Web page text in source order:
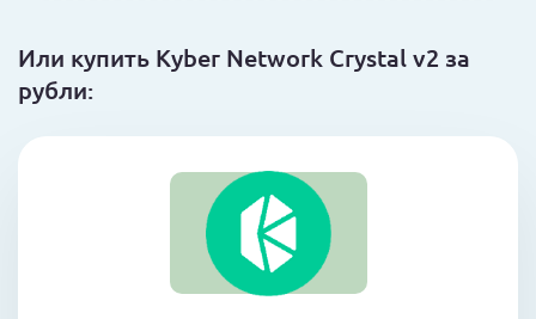
Или купить Kyber Network Crystal v2 за
рубли: